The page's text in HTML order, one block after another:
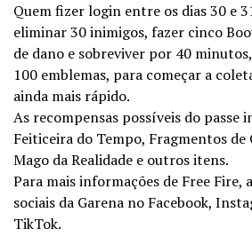
Quem fizer login entre os dias 30 e
eliminar 30 inimigos, fazer cinco
de dano e sobreviver por 40
100 emblemas, para começar a
ainda mais rápido.
As recompensas possíveis do passe
Feiticeira do Tempo, Fragmentos de
Mago da Realidade e outros itens.
Para mais informações de Free Fire,
sociais da Garena no Facebook,
TikTok.